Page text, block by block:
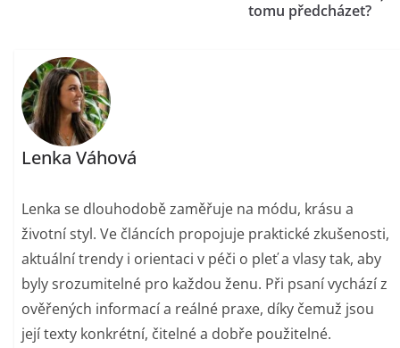
tomu předcházet?
Lenka Váhová
Lenka se dlouhodobě zaměřuje na módu, krásu a
životní styl. Ve článcích propojuje praktické zkušenosti,
aktuální trendy i orientaci v péči o pleť a vlasy tak, aby
byly srozumitelné pro každou ženu. Při psaní vychází z
ověřených informací a reálné praxe, díky čemuž jsou
její texty konkrétní, čitelné a dobře použitelné.